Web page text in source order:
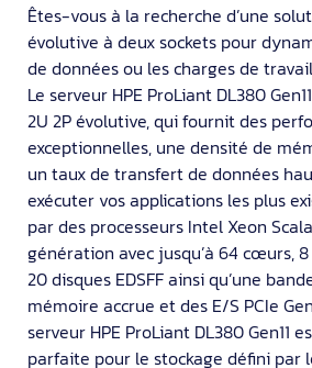
Êtes-vous à la recherche d’une
évolutive à deux sockets pour
de données ou les charges de
Le serveur HPE ProLiant DL380
2U 2P évolutive, qui fournit des
exceptionnelles, une densité de
un taux de transfert de données
exécuter vos applications les plus
par des processeurs Intel Xeon
génération avec jusqu’à 64 cœurs,
20 disques EDSFF ainsi qu’une
mémoire accrue et des E/S PCIe
serveur HPE ProLiant DL380 Gen11
parfaite pour le stockage défini par